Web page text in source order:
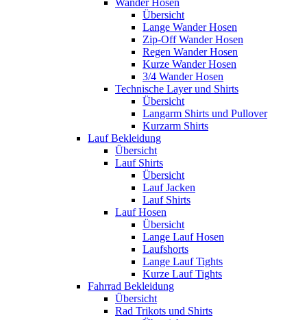
Wander Hosen
Übersicht
Lange Wander Hosen
Zip-Off Wander Hosen
Regen Wander Hosen
Kurze Wander Hosen
3/4 Wander Hosen
Technische Layer und Shirts
Übersicht
Langarm Shirts und Pullover
Kurzarm Shirts
Lauf Bekleidung
Übersicht
Lauf Shirts
Übersicht
Lauf Jacken
Lauf Shirts
Lauf Hosen
Übersicht
Lange Lauf Hosen
Laufshorts
Lange Lauf Tights
Kurze Lauf Tights
Fahrrad Bekleidung
Übersicht
Rad Trikots und Shirts